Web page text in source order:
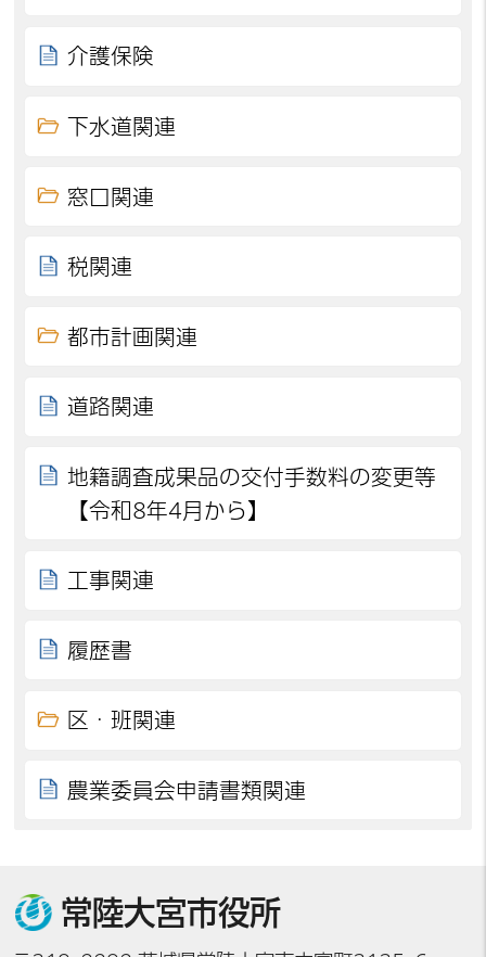
介護保険
下水道関連
窓口関連
税関連
都市計画関連
道路関連
地籍調査成果品の交付手数料の変更等
【令和8年4月から】
工事関連
履歴書
区・班関連
農業委員会申請書類関連
常陸大宮市役所